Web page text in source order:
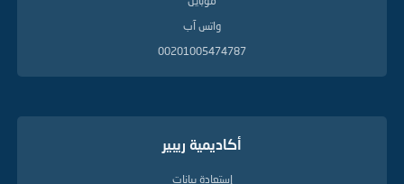
واتس آب
00201005474787
أكاديمية ريبير
إستعادة بيانات